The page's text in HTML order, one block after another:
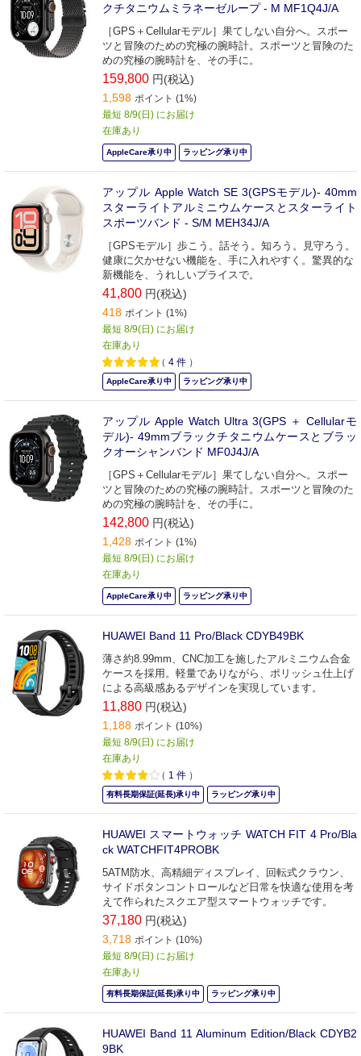
クチタニウムミラネーゼループ - M MF1Q4J/A
［GPS＋Cellularモデル］果てしない自分へ。スポー
ツと冒険のための究極の腕時計。スポーツと冒険のた
めの究極の腕時計を、その手に。
159,800 円(税込)
1,598 ポイント (1%)
最短 8/9(日) にお届け
在庫あり
AppleCare承り中 ラッピング承り中
アップル Apple Watch SE 3(GPSモデル)- 40mm
スターライトアルミニウムケースとスターライト
スポーツバンド - S/M MEH34J/A
［GPSモデル］歩こう。話そう。知ろう。見守ろう。
健康に欠かせない機能を、手に入れやすく。驚異的な
新機能を、うれしいプライスで。
41,800 円(税込)
418 ポイント (1%)
最短 8/9(日) にお届け
在庫あり
（ 4 件 ）
AppleCare承り中 ラッピング承り中
アップル Apple Watch Ultra 3(GPS ＋ Cellularモ
デル)- 49mmブラックチタニウムケースとブラッ
クオーシャンバンド MF0J4J/A
［GPS＋Cellularモデル］果てしない自分へ。スポー
ツと冒険のための究極の腕時計。スポーツと冒険のた
めの究極の腕時計を、その手に。
142,800 円(税込)
1,428 ポイント (1%)
最短 8/9(日) にお届け
在庫あり
AppleCare承り中 ラッピング承り中
HUAWEI Band 11 Pro/Black CDYB49BK
薄さ約8.99mm、CNC加工を施したアルミニウム合金
ケースを採用。軽量でありながら、ポリッシュ仕上げ
による高級感あるデザインを実現しています。
11,880 円(税込)
1,188 ポイント (10%)
最短 8/9(日) にお届け
在庫あり
（ 1 件 ）
有料長期保証(延長)承り中 ラッピング承り中
HUAWEI スマートウォッチ WATCH FIT 4 Pro/Bla
ck WATCHFIT4PROBK
5ATM防水、高精細ディスプレイ、回転式クラウン、
サイドボタンコントロールなど日常を快適な使用を考
えて作られたスクエア型スマートウォッチです。
37,180 円(税込)
3,718 ポイント (10%)
最短 8/9(日) にお届け
在庫あり
有料長期保証(延長)承り中 ラッピング承り中
HUAWEI Band 11 Aluminum Edition/Black CDYB2
9BK